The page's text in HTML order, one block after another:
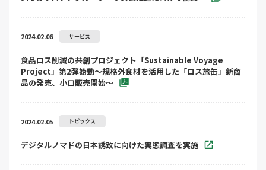
2024.02.06 サービス
食品ロス削減の共創プロジェクト「Sustainable Voyage
Project」第2弾始動～規格外食材を活用した「ロス旅缶」新商
品の発売、小口販売開始～
2024.02.05 トピックス
デジタルノマドの日本誘致に向けた実態調査を実施